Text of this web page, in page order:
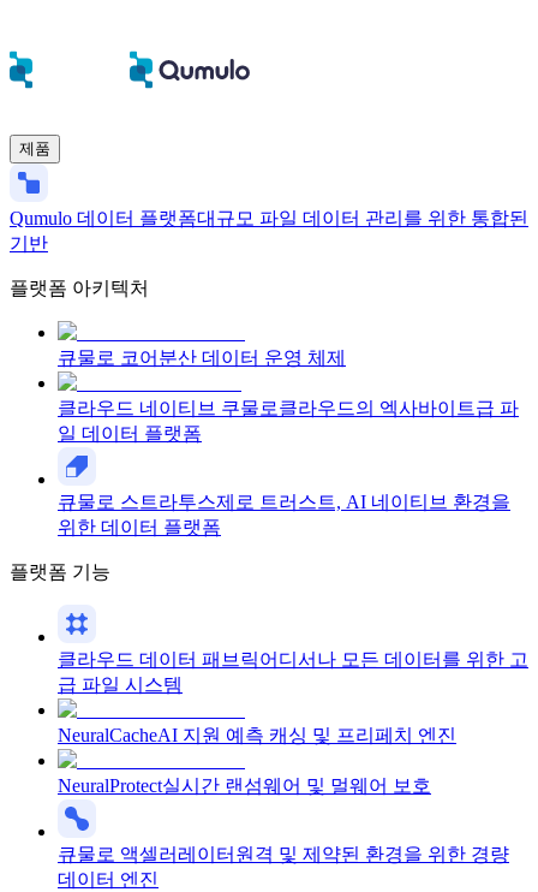
제품
Qumulo 데이터 플랫폼대규모 파일 데이터 관리를 위한 통합된
기반
플랫폼 아키텍처
큐물로 코어 분산 데이터 운영 체제
클라우드 네이티브 쿠물로클라우드의 엑사바이트급 파
일 데이터 플랫폼
큐물로 스트라투스제로 트러스트, AI 네이티브 환경을
위한 데이터 플랫폼
플랫폼 기능
클라우드 데이터 패브릭어디서나 모든 데이터를 위한 고
급 파일 시스템
NeuralCacheAI 지원 예측 캐싱 및 프리페치 엔진
NeuralProtect실시간 랜섬웨어 및 멀웨어 보호
큐물로 액셀러레이터 원격 및 제약된 환경을 위한 경량
데이터 엔진